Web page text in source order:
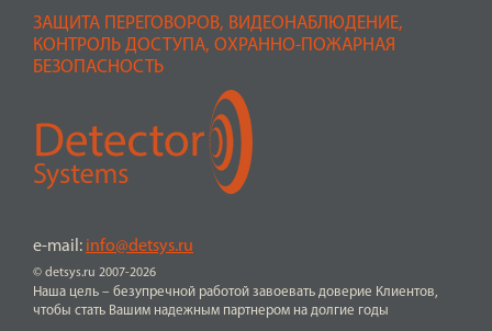
ЗАЩИТА ПЕРЕГОВОРОВ, ВИДЕОНАБЛЮДЕНИЕ,
КОНТРОЛЬ ДОСТУПА, ОХРАННО-ПОЖАРНАЯ
БЕЗОПАСНОСТЬ
© detsys.ru 2007-2026
e-mail: info@detsys.ru
Наша цель – безупречной работой завоевать доверие Клиентов,
чтобы стать Вашим надежным партнером на долгие годы